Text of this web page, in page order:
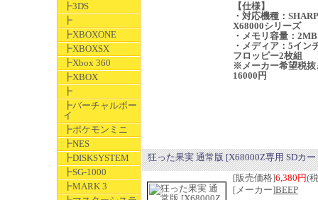
┣3DS
┣
┣XBOXONE
┣XBOXSX
┣Xbox 360
┣XBOX
┣
┣バーチャルボー
イ
┣ポケモンミニ
┣NES
┣DISKSYSTEM
┣SG-1000
┣MARK 3
【仕様】
・対応機種：SHARP
X68000シリーズ
・メモリ容量：2MB
・メディア：5イン
フロッピー2枚組
※メーカー希望税抜
16000円
狂った果実 通常版 [X68000Z専用 SDカ
[販売価格]6,380円(
[メーカー]BEEP